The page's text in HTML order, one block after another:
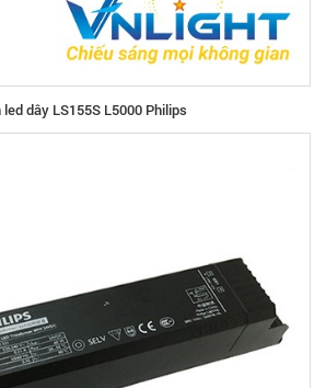
dây LS155S L5000 Philips